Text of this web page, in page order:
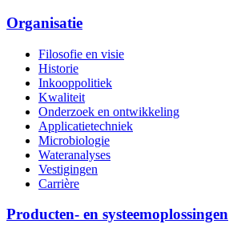
Organisatie
Filosofie en visie
Historie
Inkooppolitiek
Kwaliteit
Onderzoek en ontwikkeling
Applicatietechniek
Microbiologie
Wateranalyses
Vestigingen
Carrière
Producten- en systeemoplossingen